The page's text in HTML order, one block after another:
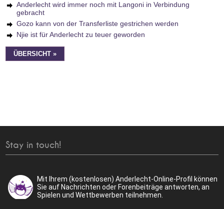
Anderlecht wird immer noch mit Langoni in Verbindung
gebracht
Gozo kann von der Transferliste gestrichen werden
Njie ist für Anderlecht zu teuer geworden
ÜBERSICHT »
Stay in touch!
Mit Ihrem (kostenlosen) Anderlecht-Online-Profil können
Sie auf Nachrichten oder Forenbeiträge antworten, an
Spielen und Wettbewerben teilnehmen.